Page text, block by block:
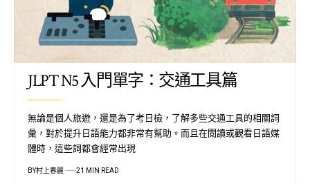
JLPT N5 入門單字：交通工具篇
無論是個人旅遊，還是為了考日檢，了解多些交通工具的相關詞
彙，對於提升日語能力都非常有幫助。而且在閱讀或觀看日語媒
體時，這些詞都會經常出現
BY村上春麗 21 MIN READ